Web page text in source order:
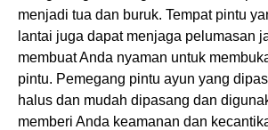
menjadi tua dan buruk. Tempat pintu
lantai juga dapat menjaga pelumasan
membuat Anda nyaman untuk
pintu. Pemegang pintu ayun yang
halus dan mudah dipasang dan
memberi Anda keamanan dan